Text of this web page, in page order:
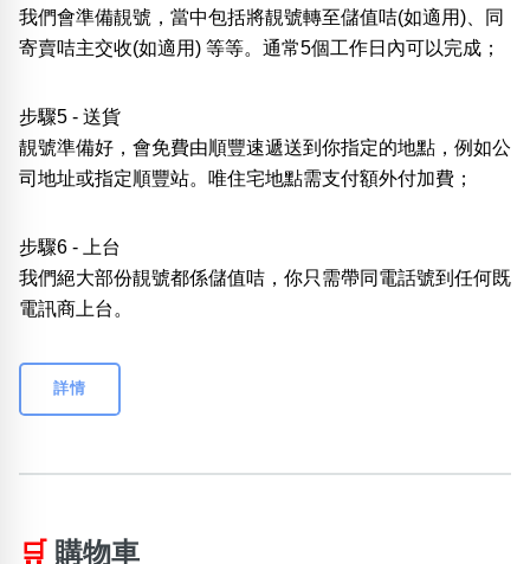
我們會準備靚號，當中包括將靚號轉至儲值咭(如適用)、同
寄賣咭主交收(如適用) 等等。通常5個工作日內可以完成；
步驟5 - 送貨
靚號準備好，會免費由順豐速遞送到你指定的地點，例如公
司地址或指定順豐站。唯住宅地點需支付額外付加費；
步驟6 - 上台
我們絕大部份靚號都係儲值咭，你只需帶同電話號到任何既
電訊商上台。
詳情
🛒 購物車